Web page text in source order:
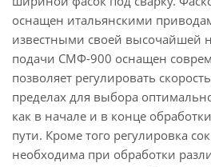
оснащен итальянскими
известными своей высочайшей
подачи СМФ-900 оснащен
позволяет регулировать
пределах для выбора
как в начале и в конце
пути. Кроме того регулировка
необходима при обработки